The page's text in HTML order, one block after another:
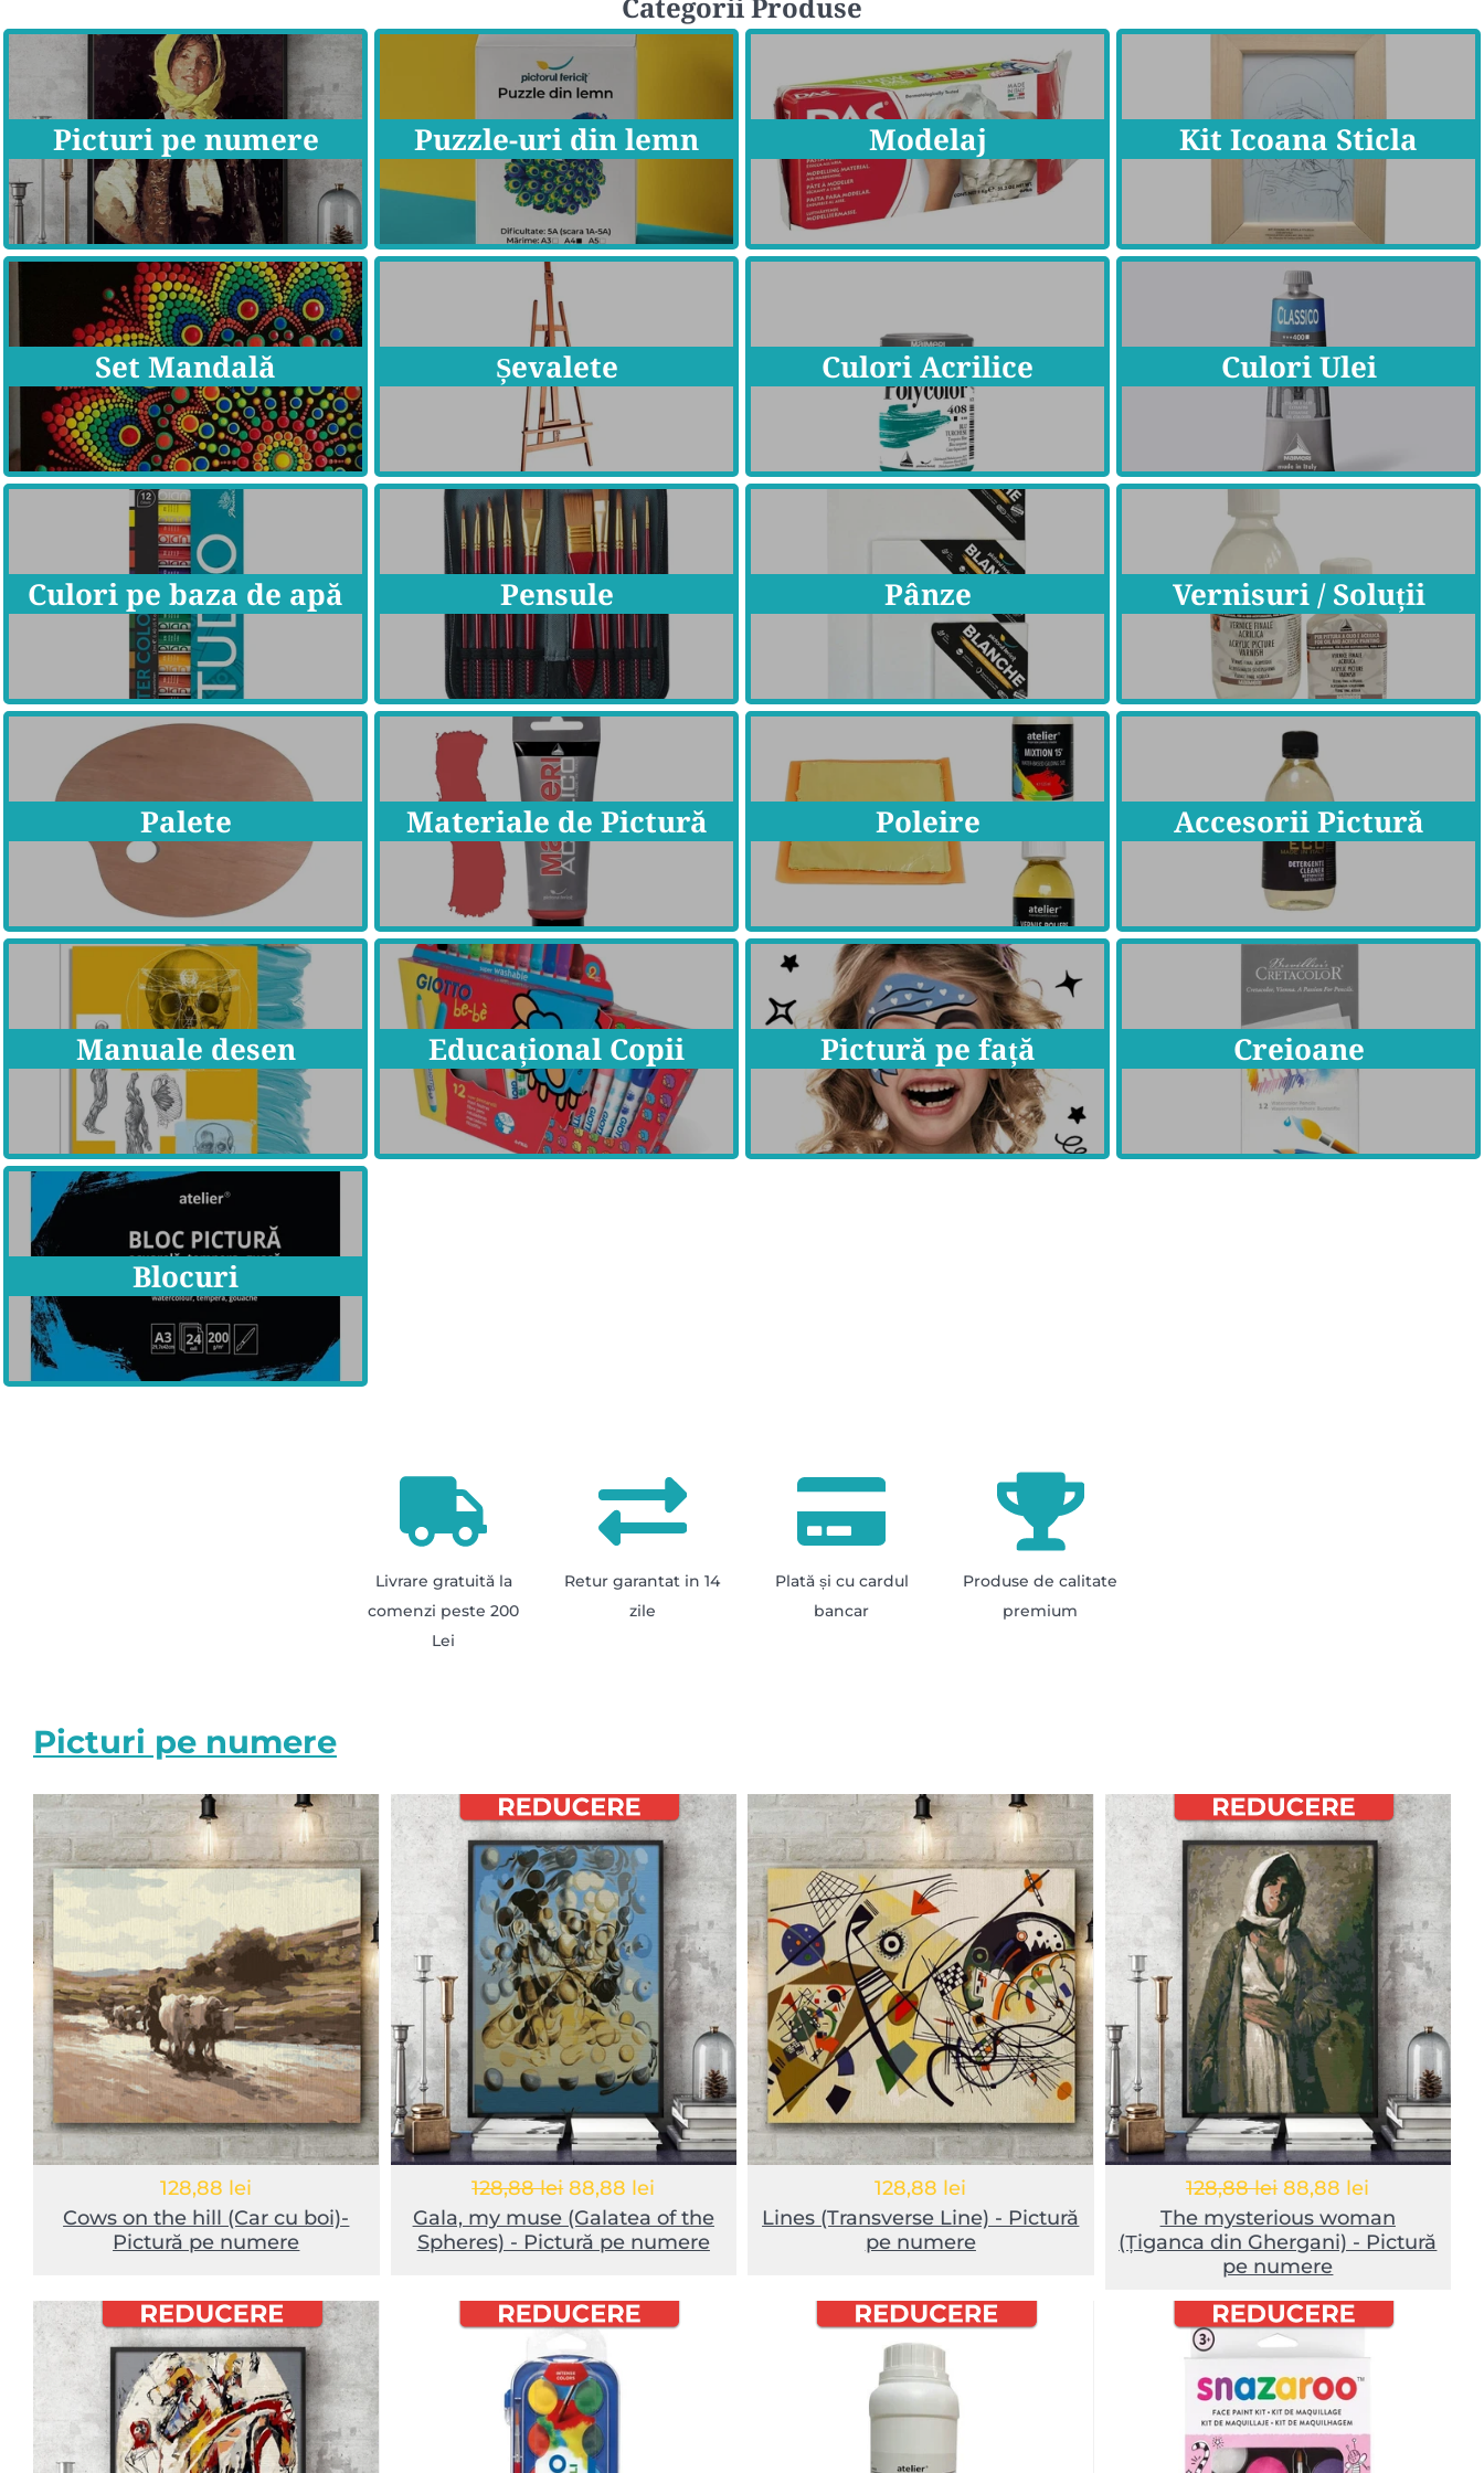
Picturi pe numere Puzzle-uri din lemn Modelaj Kit Icoana Sticla
Set Mandală Șevalete Culori Acrilice Culori Ulei
Culori pe baza de apă Pensule Pânze Vernisuri / Soluții
Palete Materiale de Pictură Poleire Accesorii Pictură
Manuale desen Educațional Copii Pictură pe față Creioane
Blocuri
Livrare gratuită la
comenzi peste 200
Lei
Retur garantat in 14
zile
Plată și cu cardul
bancar
Produse de calitate
premium
Picturi pe numere
128,88 lei
Cows on the hill (Car cu boi)-
Pictură pe numere
128,88 lei 88,88 lei
Gala, my muse (Galatea of the
Spheres) - Pictură pe numere
128,88 lei
Lines (Transverse Line) - Pictură
pe numere
128,88 lei 88,88 lei
The mysterious woman
(Țiganca din Ghergani) - Pictură
pe numere